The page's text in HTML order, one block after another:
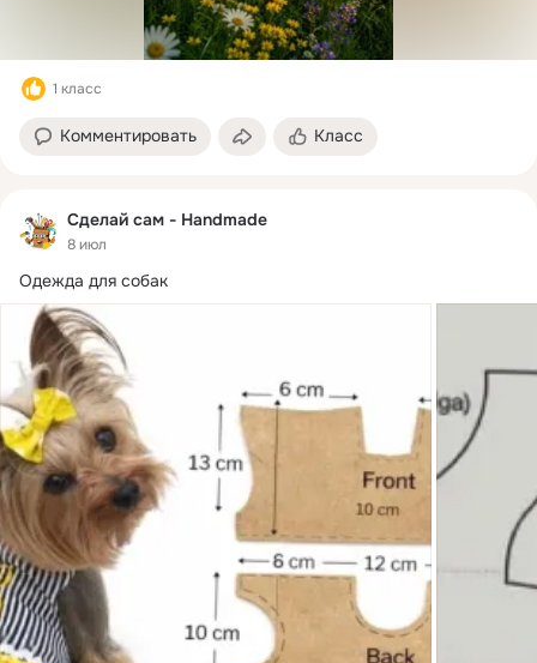
1 класс
Комментировать Класс
Сделай сам - Handmade
8 июл
Одежда для собак